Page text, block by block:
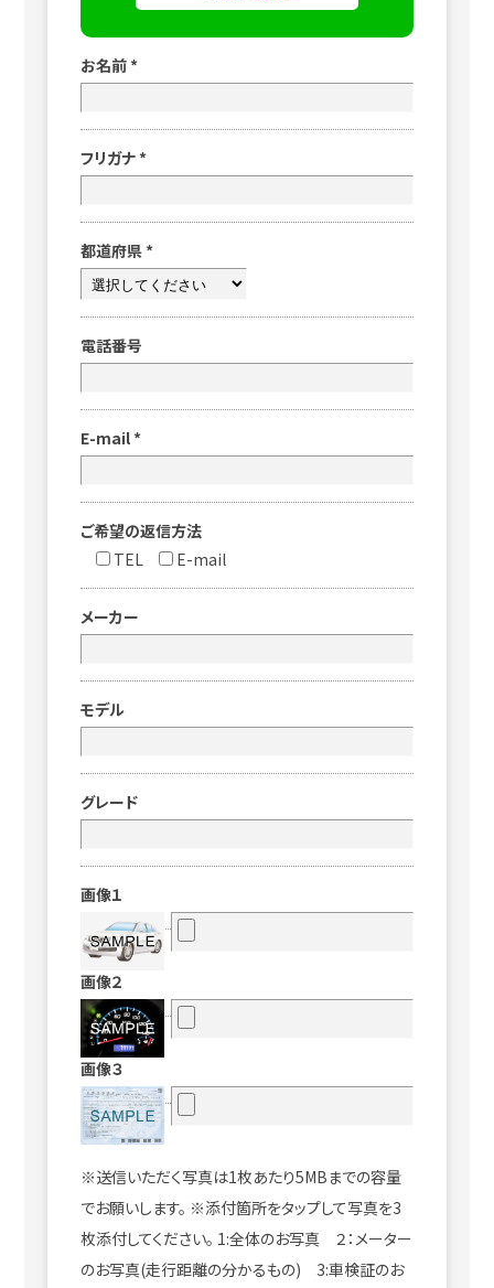
お名前 *
フリガナ *
都道府県 *
電話番号
E-mail *
ご希望の返信方法
TEL
E-mail
メーカー
モデル
グレード
画像１
画像２
画像３
※送信いただく写真は1枚あたり5MBまでの容量
でお願いします。 ※添付箇所をタップして写真を3
枚添付してください。 1:全体のお写真 ２：メーター
のお写真(走行距離の分かるもの) 3:車検証のお